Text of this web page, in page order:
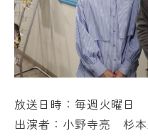
放送日時：毎週火曜日
出演者：小野寺亮 杉本